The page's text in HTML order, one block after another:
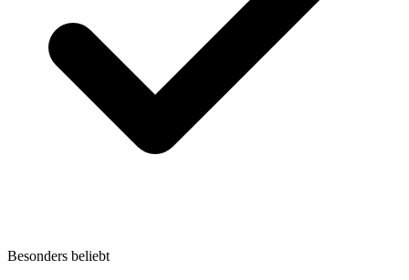
Besonders beliebt